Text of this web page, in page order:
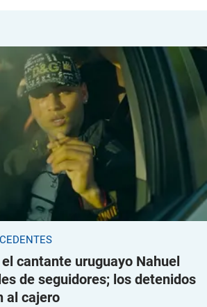
cantante uruguayo Nahuel
de seguidores; los detenidos
al cajero